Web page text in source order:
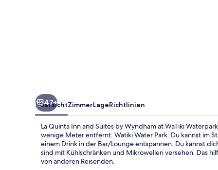
47+
ÜbersichtZimmerLageRichtlinien
La Quinta Inn and Suites by Wyndham at WaTiki
wenige Meter entfernt: Watiki Water Park. Du kannst im
einem Drink in der Bar/Lounge entspannen. Du kannst
sind mit Kühlschränken und Mikrowellen versehen. Das
von anderen Reisenden.